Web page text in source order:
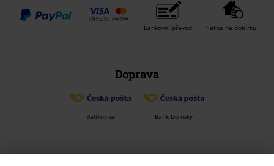
Bankovní převod Platba na dobírku
Doprava
Balíkovna Balík Do ruky